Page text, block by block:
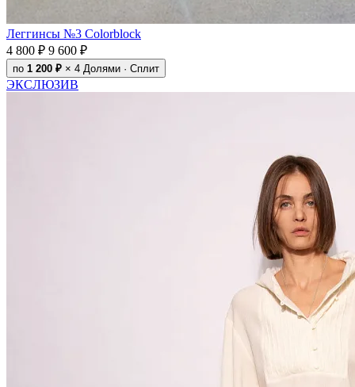
Леггинсы №3 Colorblock
4 800 ₽ 9 600 ₽
по 1 200 ₽ × 4 Долями · Сплит
ЭКСЛЮЗИВ